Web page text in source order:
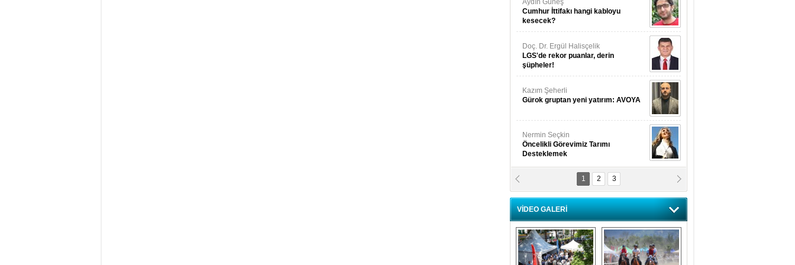
Aydın Güneş
Cumhur İttifakı hangi kabloyu
kesecek?
Doç. Dr. Ergül Halisçelik
LGS'de rekor puanlar, derin
şüpheler!
Kazım Şeherli
Gürok gruptan yeni yatırım: AVOYA
Nermin Seçkin
Öncelikli Görevimiz Tarımı
Desteklemek
Nilüfer Menekli Buzcular
Siz Hiç Kelebeklerin Sesini
Duydunuz Mu?
1 2 3
VİDEO GALERİ